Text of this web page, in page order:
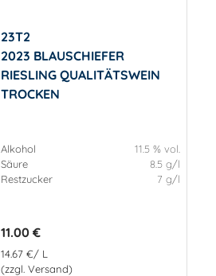
23T2
2023 BLAUSCHIEFER
RIESLING QUALITÄTSWEIN
TROCKEN
Alkohol
11.5 % vol.
Säure
8.5 g/l
Restzucker
7 g/l
11.00 €
14.67 €/ L
(zzgl. Versand)